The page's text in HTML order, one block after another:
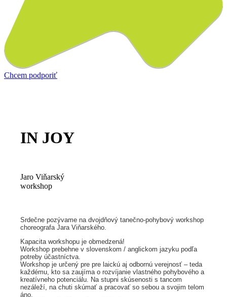
Chcem podporiť
IN JOY
Jaro Viňarský
workshop
Srdečne pozývame na dvojdňový tanečno-pohybový workshop
choreografa Jara Viňarského.
Kapacita workshopu je obmedzená!
Workshop prebehne v slovenskom / anglickom jazyku podľa
potreby účastníctva.
Workshop je určený pre pre laickú aj odbornú verejnosť – teda
každému, kto sa zaujíma o rozvíjanie vlastného pohybového a
kreatívneho potenciálu. Na stupni skúsenosti s tancom
nezáleží, na chuti skúmať a pracovať so sebou a svojim telom
áno.